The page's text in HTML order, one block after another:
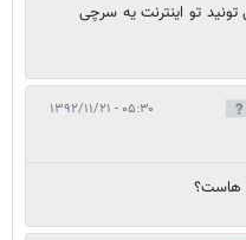
تو اینترنت یه سرچی
۰۵:۳۰ - ۱۳۹۲/۱۱/۲۱
هاست؟